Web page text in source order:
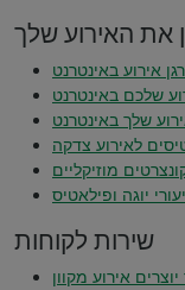
את האירוע שלך
שלכם באינטרנט
לאירוע צדקה
מוזיקליים
יוגה ופילאטיס
שירות לקוחות